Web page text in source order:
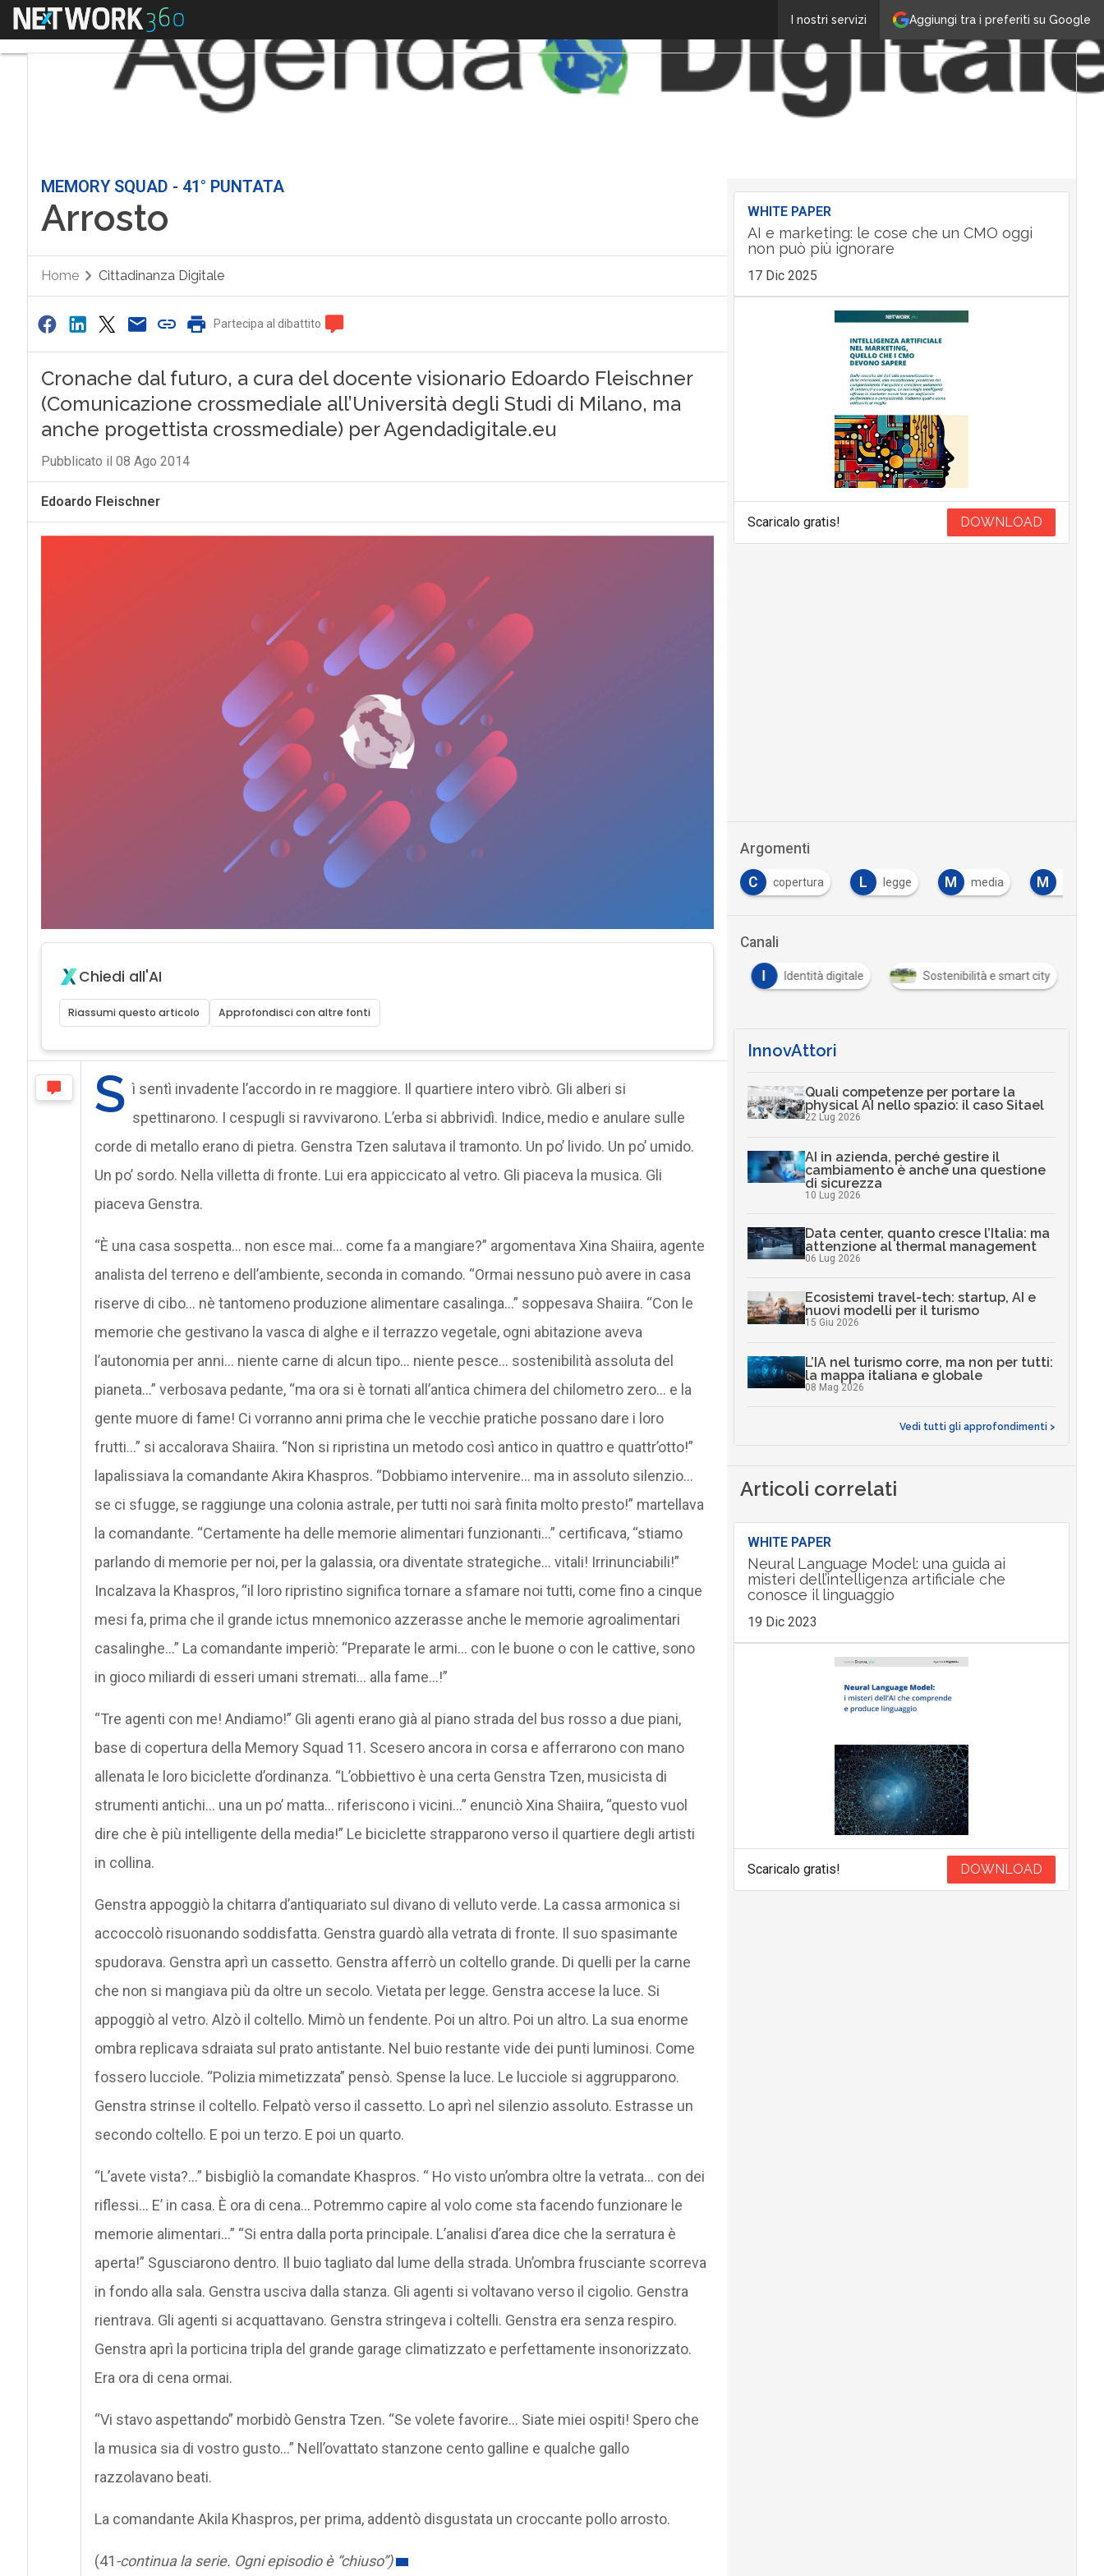
Aggiungi tra i preferiti su Google
I nostri servizi
Menu
MEMORY SQUAD - 41° PUNTATA
Arrosto
Home Cittadinanza Digitale
Partecipa al dibattito
Cronache dal futuro, a cura del docente visionario Edoardo Fleischner
(Comunicazione crossmediale all’Università degli Studi di Milano, ma
anche progettista crossmediale) per Agendadigitale.eu
Pubblicato il 08 Ago 2014
Edoardo Fleischner
Chiedi all'AI
Riassumi questo articolo Approfondisci con altre fonti
S ì sentì invadente l’accordo in re maggiore. Il quartiere intero vibrò. Gli alberi si
spettinarono. I cespugli si ravvivarono. L’erba si abbrividì. Indice, medio e anulare sulle
corde di metallo erano di pietra. Genstra Tzen salutava il tramonto. Un po’ livido. Un po’ umido.
Un po’ sordo. Nella villetta di fronte. Lui era appiccicato al vetro. Gli piaceva la musica. Gli
piaceva Genstra.
“È una casa sospetta… non esce mai… come fa a mangiare?” argomentava Xina Shaiira, agente
analista del terreno e dell’ambiente, seconda in comando. “Ormai nessuno può avere in casa
riserve di cibo… nè tantomeno produzione alimentare casalinga…” soppesava Shaiira. “Con le
memorie che gestivano la vasca di alghe e il terrazzo vegetale, ogni abitazione aveva
l’autonomia per anni… niente carne di alcun tipo… niente pesce… sostenibilità assoluta del
pianeta…” verbosava pedante, “ma ora si è tornati all’antica chimera del chilometro zero… e la
gente muore di fame! Ci vorranno anni prima che le vecchie pratiche possano dare i loro
frutti…” si accalorava Shaiira. “Non si ripristina un metodo così antico in quattro e quattr’otto!”
lapalissiava la comandante Akira Khaspros. “Dobbiamo intervenire… ma in assoluto silenzio…
se ci sfugge, se raggiunge una colonia astrale, per tutti noi sarà finita molto presto!” martellava
la comandante. “Certamente ha delle memorie alimentari funzionanti…” certificava, “stiamo
parlando di memorie per noi, per la galassia, ora diventate strategiche… vitali! Irrinunciabili!”
Incalzava la Khaspros, “il loro ripristino significa tornare a sfamare noi tutti, come fino a cinque
mesi fa, prima che il grande ictus mnemonico azzerasse anche le memorie agroalimentari
casalinghe…” La comandante imperiò: “Preparate le armi… con le buone o con le cattive, sono
in gioco miliardi di esseri umani stremati… alla fame…!”
“Tre agenti con me! Andiamo!” Gli agenti erano già al piano strada del bus rosso a due piani,
base di copertura della Memory Squad 11. Scesero ancora in corsa e afferrarono con mano
allenata le loro biciclette d’ordinanza. “L’obbiettivo è una certa Genstra Tzen, musicista di
strumenti antichi… una un po’ matta… riferiscono i vicini…” enunciò Xina Shaiira, “questo vuol
dire che è più intelligente della media!” Le biciclette strapparono verso il quartiere degli artisti
in collina.
Genstra appoggiò la chitarra d’antiquariato sul divano di velluto verde. La cassa armonica si
accoccolò risuonando soddisfatta. Genstra guardò alla vetrata di fronte. Il suo spasimante
spudorava. Genstra aprì un cassetto. Genstra afferrò un coltello grande. Di quelli per la carne
che non si mangiava più da oltre un secolo. Vietata per legge. Genstra accese la luce. Si
appoggiò al vetro. Alzò il coltello. Mimò un fendente. Poi un altro. Poi un altro. La sua enorme
ombra replicava sdraiata sul prato antistante. Nel buio restante vide dei punti luminosi. Come
fossero lucciole. “Polizia mimetizzata” pensò. Spense la luce. Le lucciole si aggrupparono.
Genstra strinse il coltello. Felpatò verso il cassetto. Lo aprì nel silenzio assoluto. Estrasse un
secondo coltello. E poi un terzo. E poi un quarto.
“L’avete vista?…” bisbigliò la comandate Khaspros. “ Ho visto un’ombra oltre la vetrata… con dei
riflessi… E’ in casa. È ora di cena… Potremmo capire al volo come sta facendo funzionare le
memorie alimentari…” “Si entra dalla porta principale. L’analisi d’area dice che la serratura è
aperta!” Sgusciarono dentro. Il buio tagliato dal lume della strada. Un’ombra frusciante scorreva
in fondo alla sala. Genstra usciva dalla stanza. Gli agenti si voltavano verso il cigolio. Genstra
rientrava. Gli agenti si acquattavano. Genstra stringeva i coltelli. Genstra era senza respiro.
Genstra aprì la porticina tripla del grande garage climatizzato e perfettamente insonorizzato.
Era ora di cena ormai.
“Vi stavo aspettando” morbidò Genstra Tzen. “Se volete favorire… Siate miei ospiti! Spero che
la musica sia di vostro gusto…” Nell’ovattato stanzone cento galline e qualche gallo
razzolavano beati.
La comandante Akila Khaspros, per prima, addentò disgustata un croccante pollo arrosto.
(41-continua la serie. Ogni episodio è “chiuso”)
WHITE PAPER
AI e marketing: le cose che un CMO oggi
non può più ignorare
17 Dic 2025
Scaricalo gratis! DOWNLOAD
Argomenti
C copertura L legge M media M
Canali
Identità digitale Sostenibilità e smart city
InnovAttori
Quali competenze per portare la
physical AI nello spazio: il caso Sitael
22 Lug 2026
AI in azienda, perché gestire il
cambiamento è anche una questione
di sicurezza
10 Lug 2026
Data center, quanto cresce l’Italia: ma
attenzione al thermal management
06 Lug 2026
Ecosistemi travel-tech: startup, AI e
nuovi modelli per il turismo
15 Giu 2026
L’IA nel turismo corre, ma non per tutti:
la mappa italiana e globale
08 Mag 2026
Vedi tutti gli approfondimenti >
Articoli correlati
WHITE PAPER
Neural Language Model: una guida ai
misteri dell’intelligenza artificiale che
conosce il linguaggio
19 Dic 2023
Scaricalo gratis! DOWNLOAD